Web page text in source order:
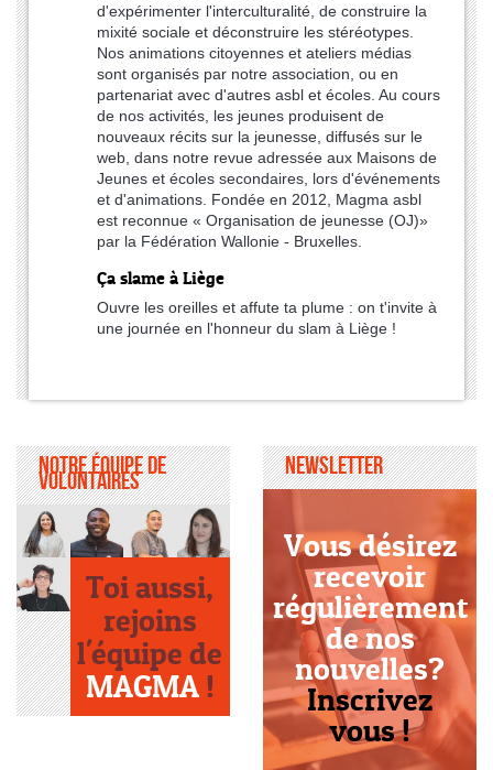
d'expérimenter l'interculturalité, de construire la
mixité sociale et déconstruire les stéréotypes.
Nos animations citoyennes et ateliers médias
sont organisés par notre association, ou en
partenariat avec d'autres asbl et écoles. Au cours
de nos activités, les jeunes produisent de
nouveaux récits sur la jeunesse, diffusés sur le
web, dans notre revue adressée aux Maisons de
Jeunes et écoles secondaires, lors d'événements
et d'animations. Fondée en 2012, Magma asbl
est reconnue « Organisation de jeunesse (OJ)»
par la Fédération Wallonie - Bruxelles.
Ça slame à Liège
Ouvre les oreilles et affute ta plume : on t'invite à
une journée en l'honneur du slam à Liège !
Notre équipe de
volontaires
Toi aussi,
rejoins
l'équipe de
MAGMA !
Newsletter
Vous désirez
recevoir
régulièrement
de nos
nouvelles?
Inscrivez
vous !